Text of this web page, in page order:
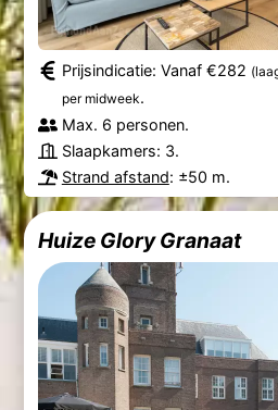
Prijsindicatie: Vanaf €282
per midweek.
Max. 6 personen.
Slaapkamers: 3.
Strand afstand: ±50 m.
Huize Glory Granaat